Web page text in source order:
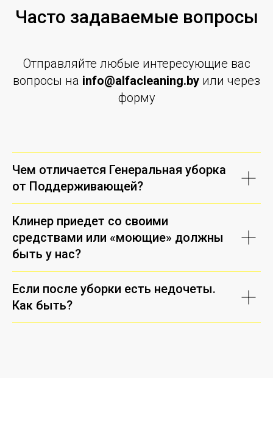
Часто задаваемые вопросы
Отправляйте любые интересующие вас
вопросы на info@alfacleaning.by или через
форму
Чем отличается Генеральная уборка
от Поддерживающей?
Клинер приедет со своими
средствами или «моющие» должны
быть у нас?
Если после уборки есть недочеты.
Как быть?